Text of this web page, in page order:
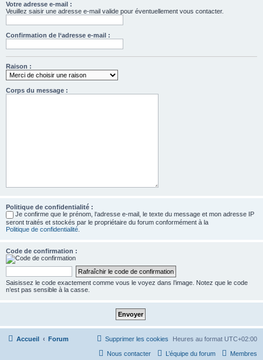
Votre adresse e-mail :
Veuillez saisir une adresse e-mail valide pour éventuellement vous contacter.
Confirmation de l‘adresse e-mail :
Raison :
Corps du message :
Politique de confidentialité :
Je confirme que le prénom, l‘adresse e-mail, le texte du message et mon adresse IP
seront traités et stockés par le propriétaire du forum conformément à la
Politique de confidentialité
Code de confirmation :
Saisissez le code exactement comme vous le voyez dans l’image. Notez que le code
n’est pas sensible à la casse.
Accueil Forum Heures au format UTC+02:00
Supprimer les cookies
Membres
L’équipe du forum
Nous contacter